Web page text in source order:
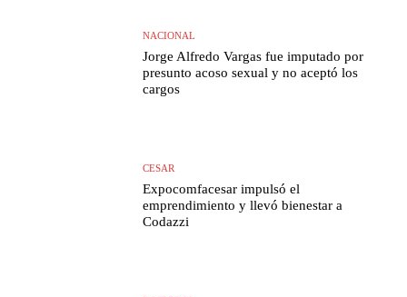
NACIONAL
Jorge Alfredo Vargas fue imputado por
presunto acoso sexual y no aceptó los
cargos
CESAR
Expocomfacesar impulsó el
emprendimiento y llevó bienestar a
Codazzi